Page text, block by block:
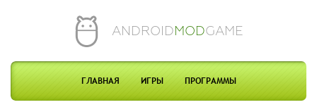
ANDROIDMODGAME
ГЛАВНАЯ ИГРЫ ПРОГРАММЫ